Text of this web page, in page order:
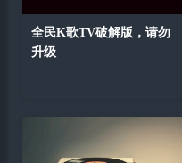
全民K歌TV破解版，请勿
升级